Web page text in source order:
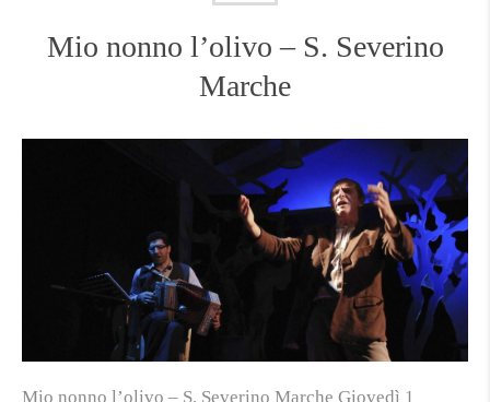
Mio nonno l’olivo – S. Severino
Marche
Mio nonno l’olivo – S. Severino Marche Giovedì 1